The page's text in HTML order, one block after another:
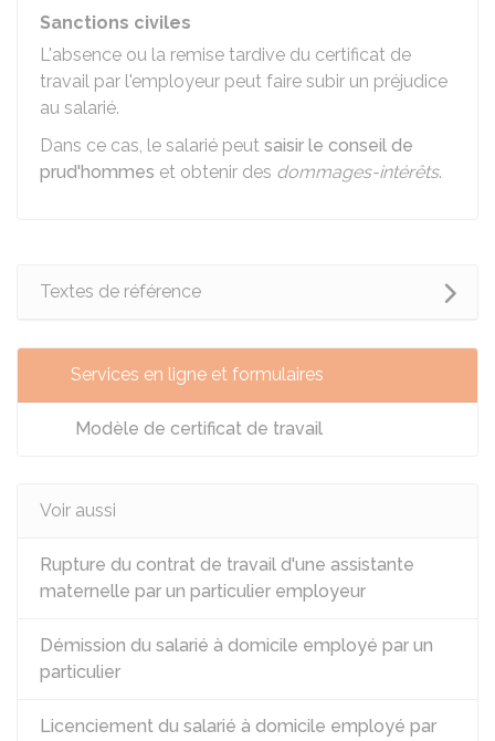
Sanctions civiles
L'absence ou la remise tardive du certificat de
travail par l'employeur peut faire subir un préjudice
au salarié.
Dans ce cas, le salarié peut saisir le conseil de
prud'hommes et obtenir des dommages-intérêts.
Textes de référence
Services en ligne et formulaires
Modèle de certificat de travail
Voir aussi
Rupture du contrat de travail d'une assistante
maternelle par un particulier employeur
Démission du salarié à domicile employé par un
particulier
Licenciement du salarié à domicile employé par